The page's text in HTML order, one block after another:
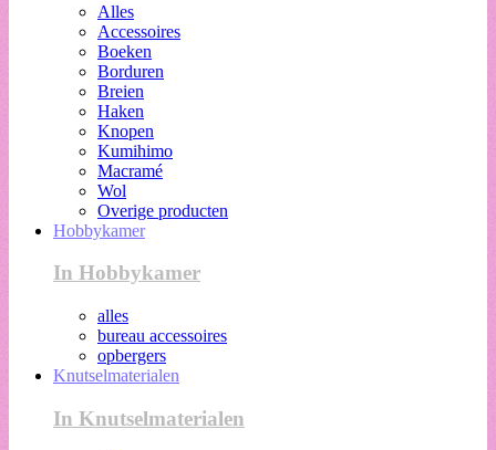
Alles
Accessoires
Boeken
Borduren
Breien
Haken
Knopen
Kumihimo
Macramé
Wol
Overige producten
Hobbykamer
In Hobbykamer
alles
bureau accessoires
opbergers
Knutselmaterialen
In Knutselmaterialen